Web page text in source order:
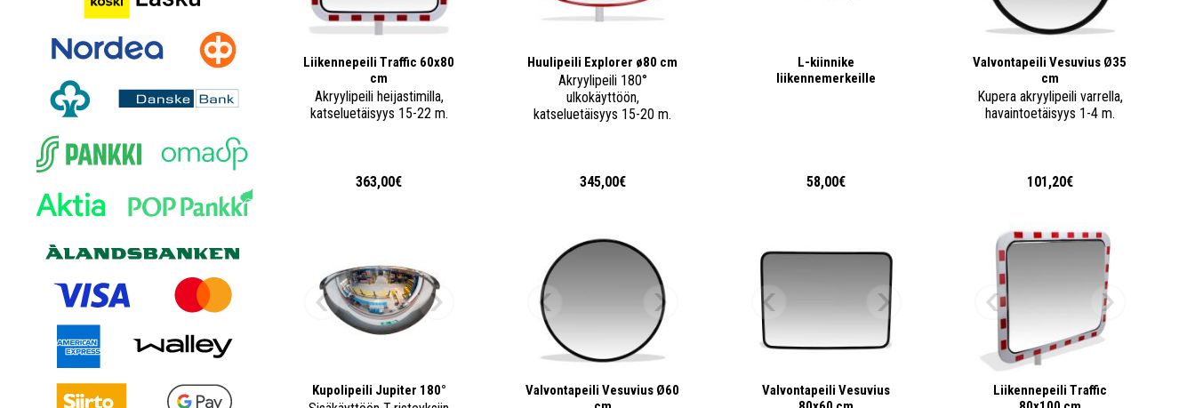
Liikennepeili Traffic 60x80
cm
Akryylipeili heijastimilla,
katseluetäisyys 15-22 m.
363,00€
Huulipeili Explorer ø80 cm
Akryylipeili 180°
ulkokäyttöön,
katseluetäisyys 15-20 m.
345,00€
L-kiinnike
liikennemerkeille
58,00€
Valvontapeili Vesuvius Ø35
cm
Kupera akryylipeili varrella,
havaintoetäisyys 1-4 m.
101,20€
Kupolipeili Jupiter 180°
Valvontapeili Vesuvius Ø60
Valvontapeili Vesuvius
Liikennepeili Traffic